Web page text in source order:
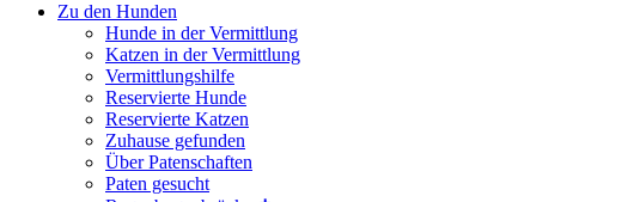
Zu den Hunden
Hunde in der Vermittlung
Katzen in der Vermittlung
Vermittlungshilfe
Reservierte Hunde
Reservierte Katzen
Zuhause gefunden
Über Patenschaften
Paten gesucht